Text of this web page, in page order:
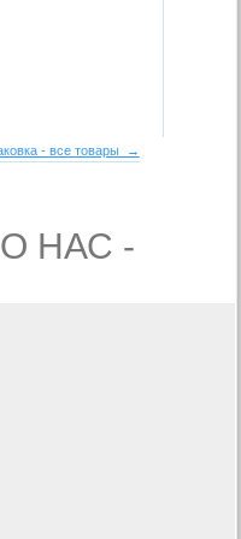
- все товары →
НАС -